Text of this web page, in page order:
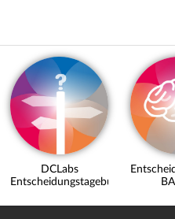
DCLabs
Entscheidungstagebuch